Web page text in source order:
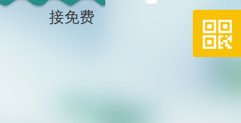
接免费